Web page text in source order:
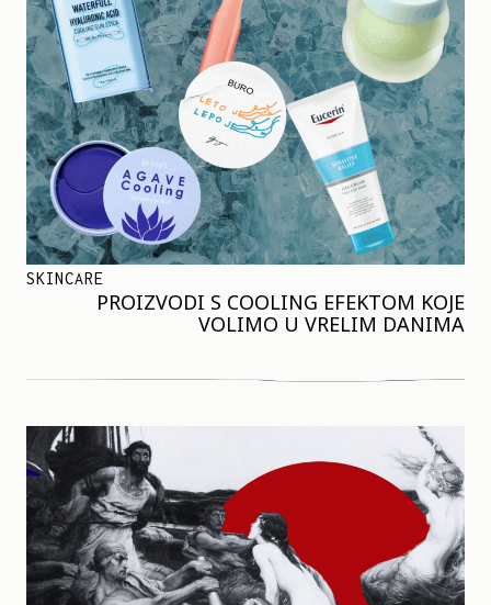
SKINCARE
PROIZVODI S COOLING EFEKTOM KOJE
VOLIMO U VRELIM DANIMA